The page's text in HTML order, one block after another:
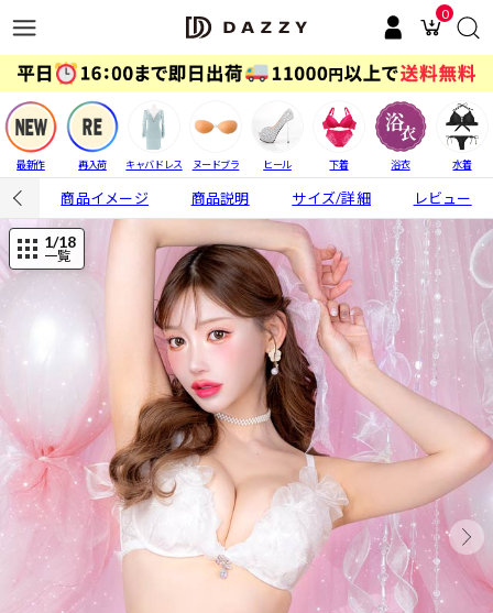
0
最新作 再入荷 キャバドレス ヌードブラ ヒール 下着 浴衣 水着
商品イメージ 商品説明 サイズ/詳細 レビュー
1/18
一覧